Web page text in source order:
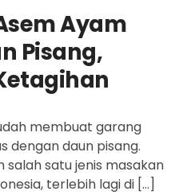
Ayam
Pisang,
membuat garang
dengan daun pisang.
satu jenis masakan
terlebih lagi di […]